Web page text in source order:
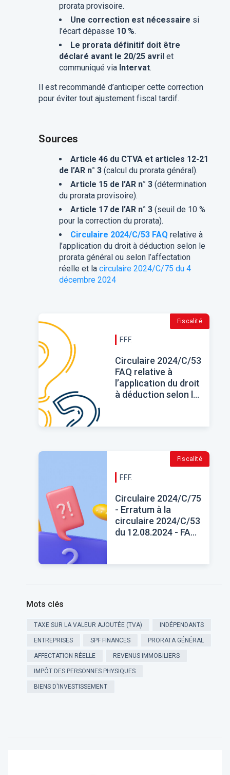
prorata provisoire.
Une correction est nécessaire si
l’écart dépasse 10 %.
Le prorata définitif doit être
déclaré avant le 20/25 avrilet
communiqué via Intervat.
Il est recommandé d’anticiper cette correction
pour éviter tout ajustement fiscal tardif.
Sources
Article 46 du CTVA et articles 12-21
de l’AR n° 3(calcul du prorata général).
Article 15 de l’AR n° 3(détermination
du prorata provisoire).
Article 17 de l’AR n° 3(seuil de 10 %
pour la correction du prorata).
Circulaire 2024/C/53 FAQ relative à
l’application du droit à déduction selon le
prorata général ou selon l’affectation
réelle et la circulaire 2024/C/75 du 4
décembre 2024
Fiscalité
F.F.F.
Circulaire 2024/C/53
FAQ relative à
l’application du droit
à déduction selon le
réelle
Fiscalité
F.F.F.
Circulaire 2024/C/75
- Erratum à la
circulaire 2024/C/53
du 12.08.2024 - FAQ
à déduction selon le
Mots clés
TAXE SUR LA VALEUR AJOUTÉE (TVA) INDÉPENDANTS
ENTREPRISES SPF FINANCES PRORATA GÉNÉRAL
AFFECTATION RÉELLE REVENUS IMMOBILIERS
IMPÔT DES PERSONNES PHYSIQUES
BIENS D'INVESTISSEMENT